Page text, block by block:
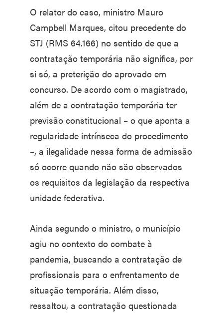
O relator do caso, ministro Mauro
Campbell Marques, citou precedente do
STJ (RMS 64.166) no sentido de que a
contratação temporária não significa, por
si só, a preterição do aprovado em
concurso. De acordo com o magistrado,
além de a contratação temporária ter
previsão constitucional – o que aponta a
regularidade intrínseca do procedimento
–, a ilegalidade nessa forma de admissão
só ocorre quando não são observados
os requisitos da legislação da respectiva
unidade federativa.
Ainda segundo o ministro, o município
agiu no contexto do combate à
pandemia, buscando a contratação de
profissionais para o enfrentamento de
situação temporária. Além disso,
ressaltou, a contratação questionada